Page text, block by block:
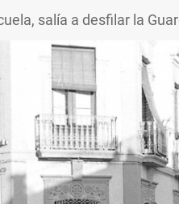
salía a desfilar la